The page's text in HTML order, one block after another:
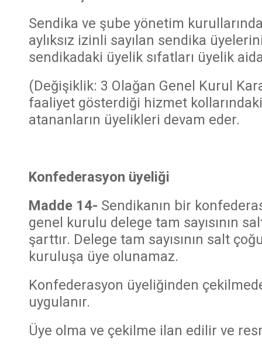
Sendika ve şube yönetim
aylıksız izinli sayılan sendika
sendikadaki üyelik sıfatları üyelik
(Değişiklik: 3 Olağan Genel Kurul
faaliyet gösterdiği hizmet
atananların üyelikleri devam eder.
Konfederasyon üyeliği
Madde 14- Sendikanın bir
genel kurulu delege tam sayısının
şarttır. Delege tam sayısının salt
kuruluşa üye olunamaz.
Konfederasyon üyeliğinden
uygulanır.
Üye olma ve çekilme ilan edilir ve